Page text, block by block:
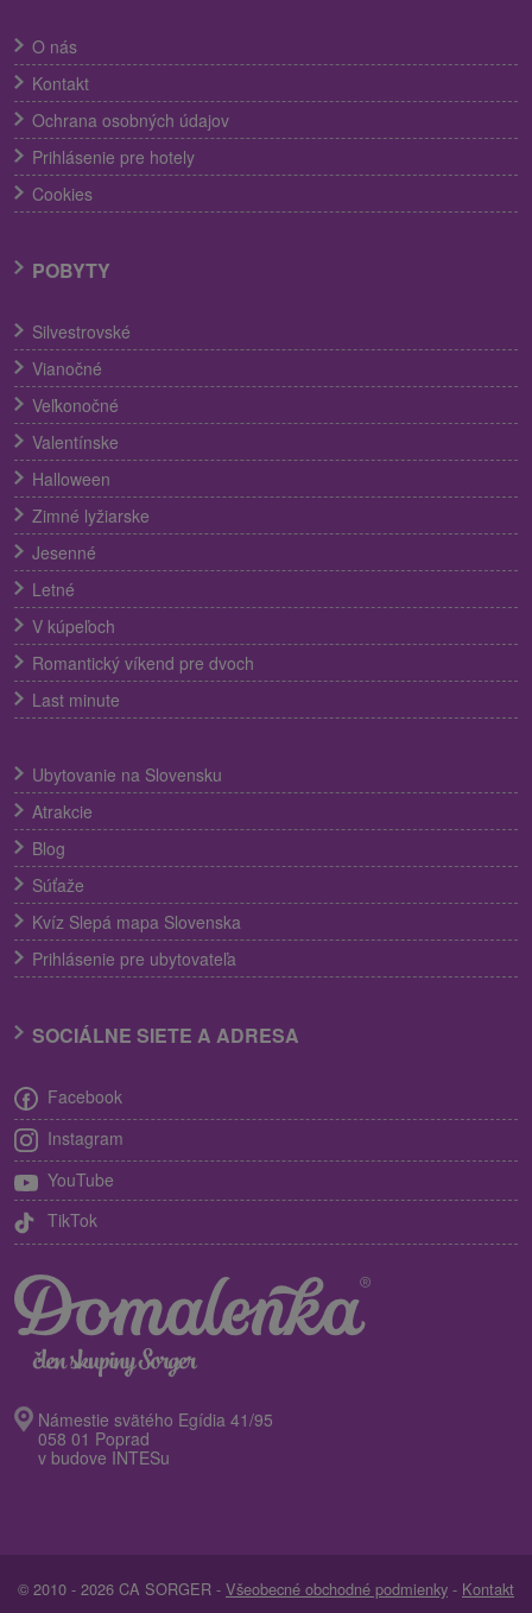
O nás
Kontakt
Ochrana osobných údajov
Prihlásenie pre hotely
Cookies
POBYTY
Silvestrovské
Vianočné
Veľkonočné
Valentínske
Halloween
Zimné lyžiarske
Jesenné
Letné
V kúpeľoch
Romantický víkend pre dvoch
Last minute
Ubytovanie na Slovensku
Atrakcie
Blog
Súťaže
Kvíz Slepá mapa Slovenska
Prihlásenie pre ubytovateľa
SOCIÁLNE SIETE A ADRESA
Facebook
Instagram
YouTube
TikTok
Námestie svätého Egídia 41/95
058 01 Poprad
v budove INTESu
© 2010 - 2026 CA SORGER - Všeobecné obchodné podmienky - Kontakt